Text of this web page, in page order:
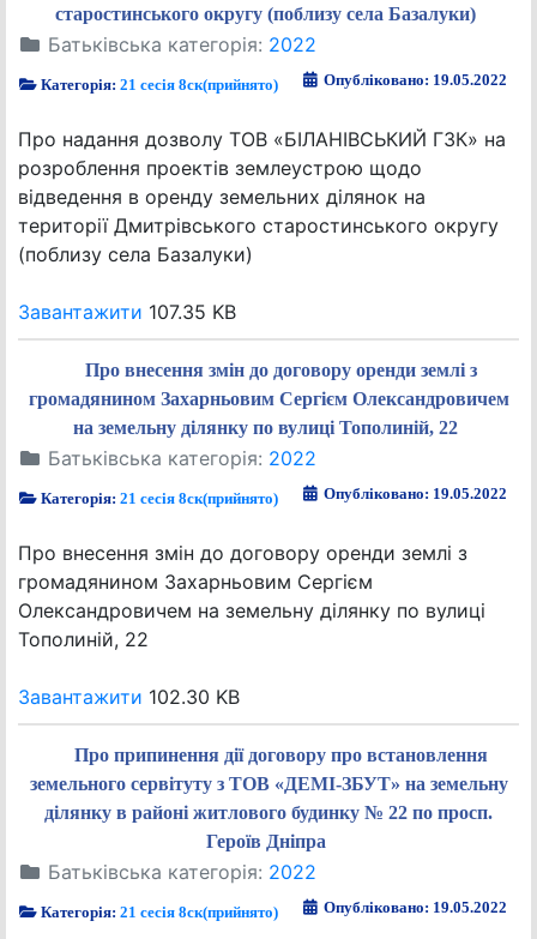
старостинського округу (поблизу села Базалуки)
Батьківська категорія: 2022
Категорія:21 сесія 8ск(прийнято) Опубліковано: 19.05.2022
Про надання дозволу ТОВ «БІЛАНІВСЬКИЙ ГЗК» на
розроблення проектів землеустрою щодо
відведення в оренду земельних ділянок на
території Дмитрівського старостинського округу
(поблизу села Базалуки)
Завантажити 107.35 KB
Про внесення змін до договору оренди землі з
громадянином Захарньовим Сергієм Олександровичем
на земельну ділянку по вулиці Тополиній, 22
Батьківська категорія: 2022
Категорія:21 сесія 8ск(прийнято) Опубліковано: 19.05.2022
Про внесення змін до договору оренди землі з
громадянином Захарньовим Сергієм
Олександровичем на земельну ділянку по вулиці
Тополиній, 22
Завантажити 102.30 KB
Про припинення дії договору про встановлення
земельного сервітуту з ТОВ «ДЕМІ-ЗБУТ» на земельну
ділянку в районі житлового будинку № 22 по просп.
Героїв Дніпра
Батьківська категорія: 2022
Категорія:21 сесія 8ск(прийнято) Опубліковано: 19.05.2022